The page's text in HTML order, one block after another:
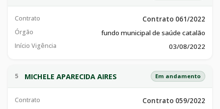
Contrato Contrato 061/2022
Órgão fundo municipal de saúde catalão
Início Vigência 03/08/2022
5 MICHELE APARECIDA AIRES Em andamento
Contrato Contrato 059/2022